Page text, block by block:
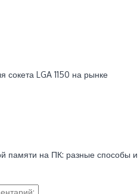
LGA 1150 на рынке
памяти на ПК: разные способы и